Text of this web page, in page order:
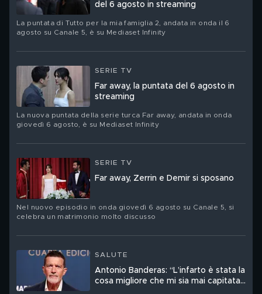
del 6 agosto in streaming
La puntata di Tutto per la mia famiglia 2, andata in onda il 6
agosto su Canale 5, è su Mediaset Infinity
SERIE TV
Far away, la puntata del 6 agosto in
streaming
La nuova puntata della serie turca Far away, andata in onda
giovedì 6 agosto, è su Mediaset Infinity
SERIE TV
Far away, Zerrin e Demir si sposano
Nel nuovo episodio in onda giovedì 6 agosto su Canale 5, si
celebra un matrimonio molto discusso
SALUTE
Antonio Banderas: “L’infarto è stata la
cosa migliore che mi sia mai capitata